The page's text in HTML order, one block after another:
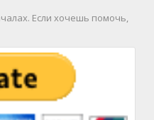
Если хочешь помочь,